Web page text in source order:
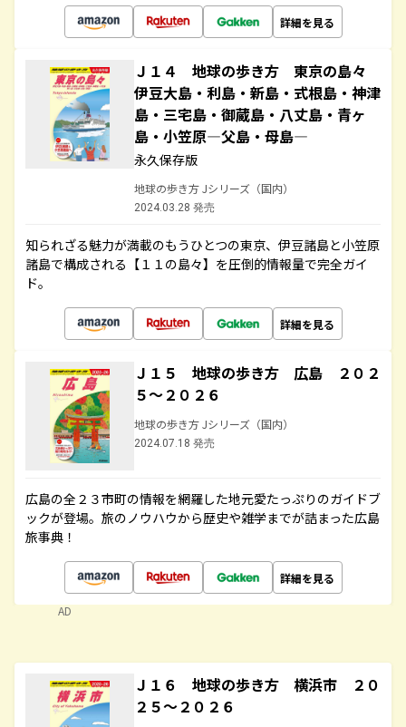
詳細を見る
Ｊ１４ 地球の歩き方 東京の島々
伊豆大島・利島・新島・式根島・神津
島・三宅島・御蔵島・八丈島・青ヶ
島・小笠原―父島・母島―
永久保存版
地球の歩き方 Jシリーズ（国内）
2024.03.28 発売
知られざる魅力が満載のもうひとつの東京、伊豆諸島と小笠原
諸島で構成される【１１の島々】を圧倒的情報量で完全ガイ
ド。
詳細を見る
Ｊ１５ 地球の歩き方 広島 ２０２
５～２０２６
地球の歩き方 Jシリーズ（国内）
2024.07.18 発売
広島の全２３市町の情報を網羅した地元愛たっぷりのガイドブ
ックが登場。旅のノウハウから歴史や雑学までが詰まった広島
旅事典！
詳細を見る
AD
Ｊ１６ 地球の歩き方 横浜市 ２０
２５～２０２６